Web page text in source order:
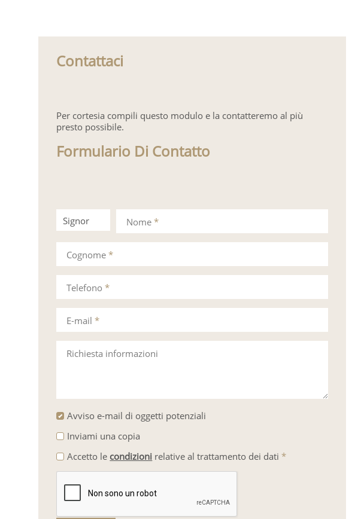
Contattaci
Per cortesia compili questo modulo e la contatteremo al più
presto possibile.
Formulario Di Contatto
Signor
Signora
Nome*
Telefono*
Richiesta informazioni
Cognome*
E-mail*
Avviso e-mail di oggetti potenziali
Inviami una copia
Accetto le condizioni relative al trattamento dei dati *